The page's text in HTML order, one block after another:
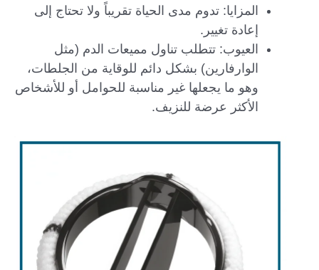
المزايا: تدوم مدى الحياة تقريباً ولا تحتاج إلى
إعادة تغيير.
العيوب: تتطلب تناول مميعات الدم (مثل
الوارفارين) بشكل دائم للوقاية من الجلطات،
وهو ما يجعلها غير مناسبة للحوامل أو للأشخاص
الأكثر عرضة للنزيف.